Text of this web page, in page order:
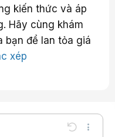
kiến thức và áp
Hãy cùng khám
bạn để lan tỏa giá
xép
tùy chọn… Undo Thêm